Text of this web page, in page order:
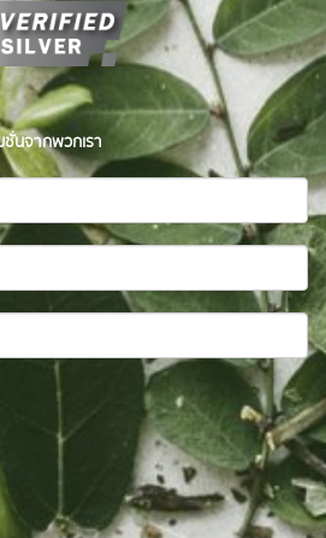
นจากพวกเรา